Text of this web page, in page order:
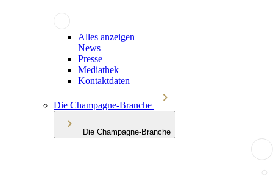
Alles anzeigen
News
Presse
Mediathek
Kontaktdaten
Die Champagne-Branche
Die Champagne-Branche